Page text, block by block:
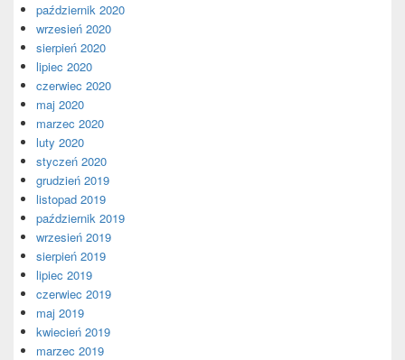
październik 2020
wrzesień 2020
sierpień 2020
lipiec 2020
czerwiec 2020
maj 2020
marzec 2020
luty 2020
styczeń 2020
grudzień 2019
listopad 2019
październik 2019
wrzesień 2019
sierpień 2019
lipiec 2019
czerwiec 2019
maj 2019
kwiecień 2019
marzec 2019